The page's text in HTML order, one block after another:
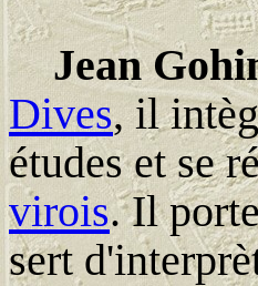
Jean
Dives, il
études et se
virois. Il
sert